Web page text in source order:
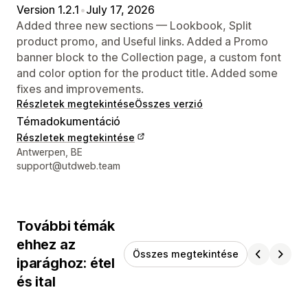
Version 1.2.1 •July 17, 2026
Added three new sections — Lookbook, Split
product promo, and Useful links. Added a Promo
banner block to the Collection page, a custom font
and color option for the product title. Added some
fixes and improvements.
Részletek megtekintéseÖsszes verzió
Témadokumentáció
Részletek megtekintése
Dizájner kapcsolattartási adatai
Antwerpen, BE
support@utdweb.team
További témák
ehhez az
iparághoz: étel
és ital
Összes megtekintése